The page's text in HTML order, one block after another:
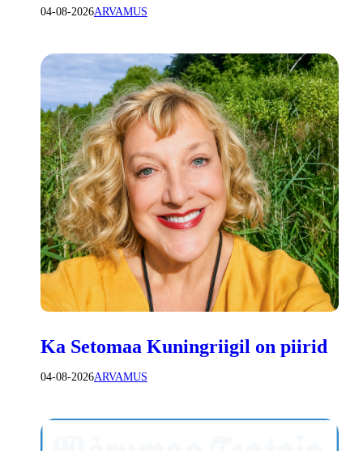
04-08-2026ARVAMUS
Ka Setomaa Kuningriigil on piirid
04-08-2026ARVAMUS